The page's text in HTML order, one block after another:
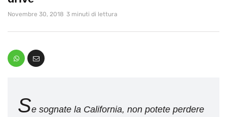
Novembre 30, 2018 3 minuti di lettura
Se sognate la California, non potete perdere